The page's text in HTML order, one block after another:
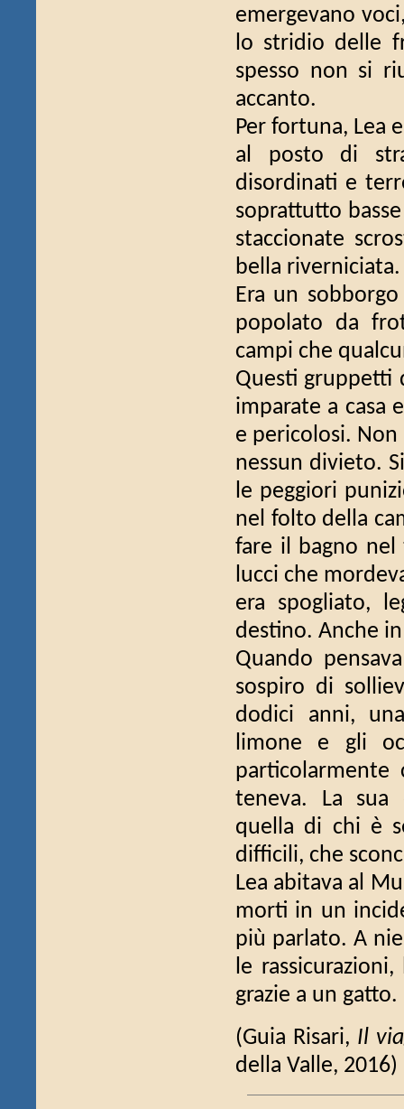
emergevano
lo stridio delle
spesso non si
accanto.
Per fortuna, Lea
al posto di
disordinati e
soprattutto
staccionate
bella riverniciata.
Era un
popolato da
campi che
Questi gruppetti
imparate a casa
e pericolosi.
nessun divieto.
le peggiori
nel folto della
fare il bagno nel
lucci che
era spogliato,
destino. Anche
Quando
sospiro di
dodici anni,
limone e gli
particolarmente
teneva. La sua
quella di chi è
difficili, che
Lea abitava al
morti in un
più parlato. A
le
grazie a un gatto.
(Guia Risari, Il
della Valle,